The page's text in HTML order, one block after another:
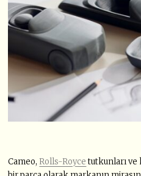
Cameo, Rolls-Royce tutkunları